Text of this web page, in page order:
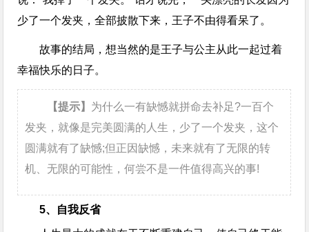
少了一个发夹，全部披散下来，王子不由得看呆了。
故事的结局，想当然的是王子与公主从此一起过着
幸福快乐的日子。
【提示】 为什么一有缺憾就拼命去补足?一百个
发夹，就像是完美圆满的人生，少了一个发夹，这个
圆满就有了缺憾;但正因缺憾，未来就有了无限的转
机、无限的可能性，何尝不是一件值得高兴的事!
5、自我反省